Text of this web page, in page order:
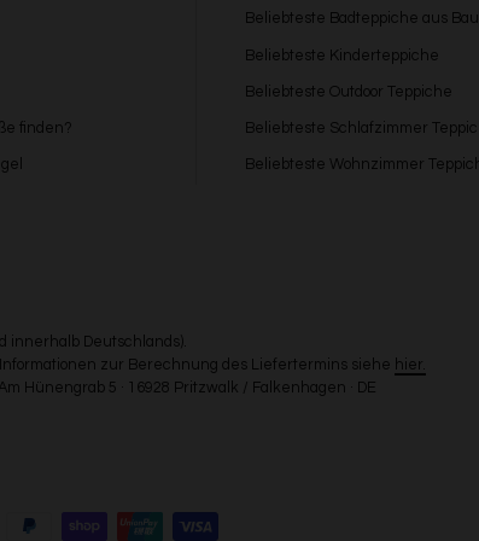
finden?
Beliebteste Badteppiche aus
Beliebteste Kinderteppiche
Beliebteste Outdoor Teppiche
Beliebteste Schlafzimmer
Beliebteste Wohnzimmer
innerhalb Deutschlands).
zur Berechnung des Liefertermins siehe hier.
Hünengrab 5 · 16928 Pritzwalk / Falkenhagen · DE